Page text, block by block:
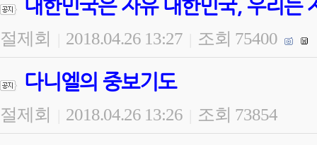
대한민국은 자유 대한민국, 우리는
절제회 2018.04.26 13:27 조회 75400
다니엘의 중보기도
절제회 2018.04.26 13:26 조회 73854